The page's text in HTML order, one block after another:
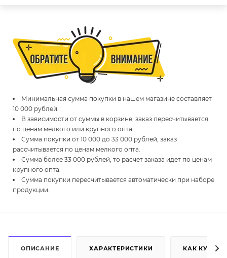
Минимальная сумма покупки в нашем магазине составляет
10 000 рублей.
В зависимости от суммы в корзине, заказ пересчитывается
по ценам мелкого или крупного опта.
Сумма покупки от 10 000 до 33 000 рублей, заказ
рассчитывается по ценам мелкого опта.
Сумма более 33 000 рублей, то расчет заказа идет по ценам
крупного опта.
Сумма покупки пересчитывается автоматически при наборе
продукции.
ОПИСАНИЕ ХАРАКТЕРИСТИКИ КАК КУПИТЬ